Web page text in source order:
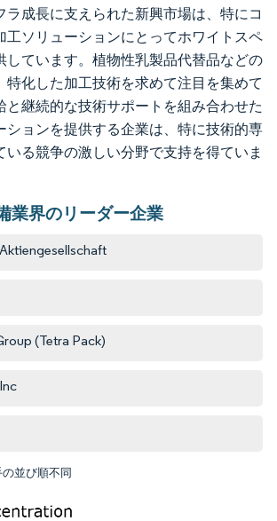
ラ成長に支えられた新興市場は、特にコ
工ソリューションにとってホワイトスペ
しています。植物性乳製品代替品などの
特化した加工技術を求めて注目を集めて
と継続的な技術サポートを組み合わせた
ションを提供する企業は、特に技術的専
いる競争の激しい分野で支持を得ていま
業界のリーダー企業
(Tetra Pack)
並び順不同